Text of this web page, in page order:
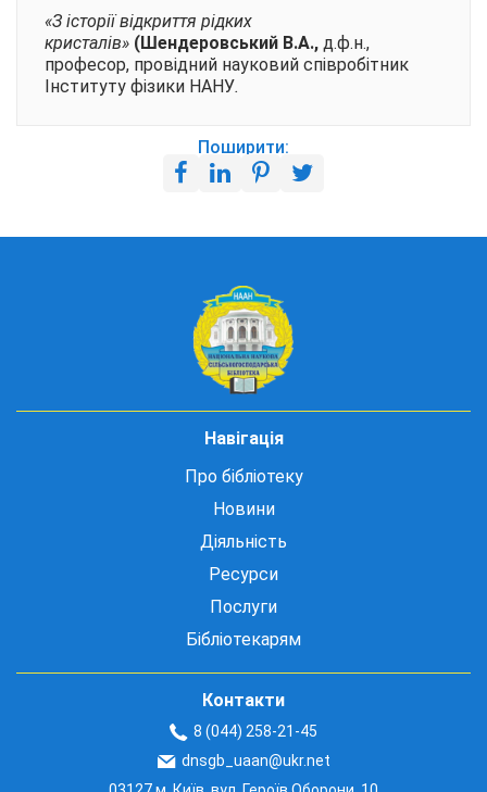
«З історії відкриття рідких
кристалів» (Шендеровський В.А., д.ф.н.,
професор, провідний науковий співробітник
Інституту фізики НАНУ.
Поширити:
Навігація
Про бібліотеку
Новини
Діяльність
Ресурси
Послуги
Бібліотекарям
Контакти
8 (044) 258-21-45
dnsgb_uaan@ukr.net